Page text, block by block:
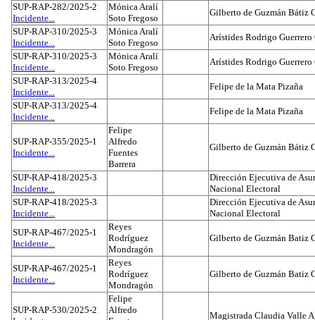
SUP-RAP-282/2025-2
Incidente...
Mónica Aralí
Soto Fregoso
Gilberto de Guzmán Bátiz
SUP-RAP-310/2025-3
Incidente...
Mónica Aralí
Soto Fregoso
Arístides Rodrigo Guerrero
SUP-RAP-310/2025-3
Incidente...
Mónica Aralí
Soto Fregoso
Arístides Rodrigo Guerrero
SUP-RAP-313/2025-4
Incidente...
Felipe de la Mata Pizaña
SUP-RAP-313/2025-4
Incidente...
Felipe de la Mata Pizaña
SUP-RAP-355/2025-1
Incidente...
Felipe
Alfredo
Fuentes
Barrera
Gilberto de Guzmán Bátiz
SUP-RAP-418/2025-3
Incidente...
Dirección Ejecutiva de
Nacional Electoral
SUP-RAP-418/2025-3
Incidente...
Dirección Ejecutiva de
Nacional Electoral
SUP-RAP-467/2025-1
Incidente...
Reyes
Rodríguez
Mondragón
Gilberto de Guzmán Batiz
SUP-RAP-467/2025-1
Incidente...
Reyes
Rodríguez
Mondragón
Gilberto de Guzmán Batiz
SUP-RAP-530/2025-2
Felipe
Alfredo
Magistrada Claudia Valle